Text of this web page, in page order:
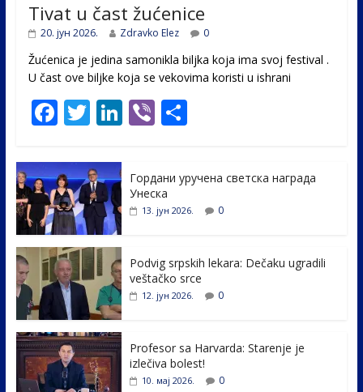
Tivat u čast žućenice
20. јун 2026. Zdravko Elez 0
Žućenica je jedina samonikla biljka koja ima svoj festival .
U čast ovе biljke koja se vekovima koristi u ishrani
F
e
b
o
o
k
T
itt
er
Li
e
dI
Vi S
e
Гордани уручена светска награда
Унеска
13. јун 2026. 0
Podvig srpskih lekara: Dečaku ugradili
veštačko srce
12. јун 2026. 0
Profesor sa Harvarda: Starenje je
izlečiva bolest!
10. мај 2026. 0